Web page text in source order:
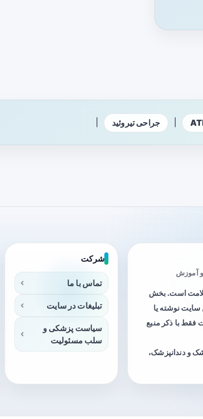
جراحی تیروئید
آموزش
است. بخش
نوشته یا
فقط با ذکر منبع
و دندانپزشک،
شرکت
تماس با ما
تبلیغات در سایت
سیاست پزشکی و
سلب مسئولیت